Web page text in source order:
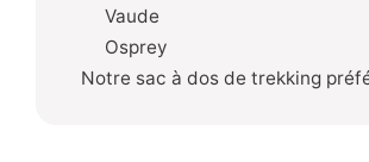
Vaude
Osprey
Notre sac à dos de trekking